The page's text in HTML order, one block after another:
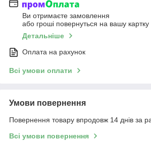
Ви отримаєте замовлення
або гроші повернуться на вашу картку
Детальніше
Оплата на рахунок
Всі умови оплати
Умови повернення
Повернення товару впродовж 14 днів за
Всі умови повернення